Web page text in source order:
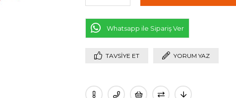
Whatsapp ile Sipariş Ver
TAVSIYE ET YORUM YAZ